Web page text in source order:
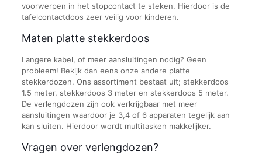
voorwerpen in het stopcontact te steken. Hierdoor is de
tafelcontactdoos zeer veilig voor kinderen.
Maten platte stekkerdoos
Langere kabel, of meer aansluitingen nodig? Geen
probleem! Bekijk dan eens onze andere platte
stekkerdozen. Ons assortiment bestaat uit; stekkerdoos
1.5 meter, stekkerdoos 3 meter en stekkerdoos 5 meter.
De verlengdozen zijn ook verkrijgbaar met meer
aansluitingen waardoor je 3,4 of 6 apparaten tegelijk aan
kan sluiten. Hierdoor wordt multitasken makkelijker.
Vragen over verlengdozen?